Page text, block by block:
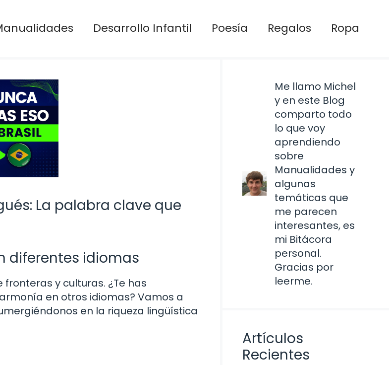
Desarrollo Infantil Poesía Regalos Ropa
La palabra clave que
diferentes idiomas
y culturas. ¿Te has
en otros idiomas? Vamos a
en la riqueza lingüística
Me llamo Michel
y en este Blog
comparto todo
lo que voy
aprendiendo
sobre
Manualidades y
algunas
temáticas que
me parecen
interesantes, es
mi Bitácora
personal.
Gracias por
leerme.
Artículos
Recientes